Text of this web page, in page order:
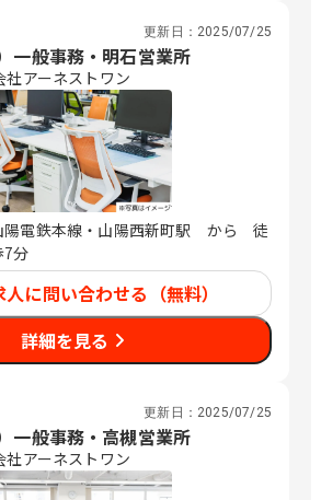
更新日： 2025/07/25
）一般事務・明石営業所
社アーネストワン
陽電鉄本線・山陽西新町駅 から 徒
7分
人に問い合わせる（無料）
詳細を見る
更新日： 2025/07/25
）一般事務・高槻営業所
社アーネストワン